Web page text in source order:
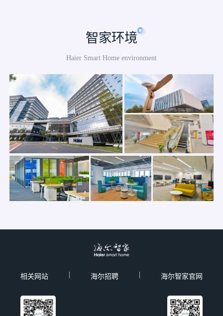
智家环境
Haier Smart Home environment
相关网站 海尔招聘 海尔智家官网